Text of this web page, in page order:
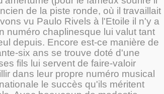
de la piste ronde, où il travaillait
vu Paulo Rivels à l'Etoile il n'y a
numéro chaplinesque lui valut tant
depuis. Encore est-ce manière de
six ans se trouve doté d'une
fils lui servent de faire-valoir
dans leur propre numéro musical
le succès qu'ils méritent